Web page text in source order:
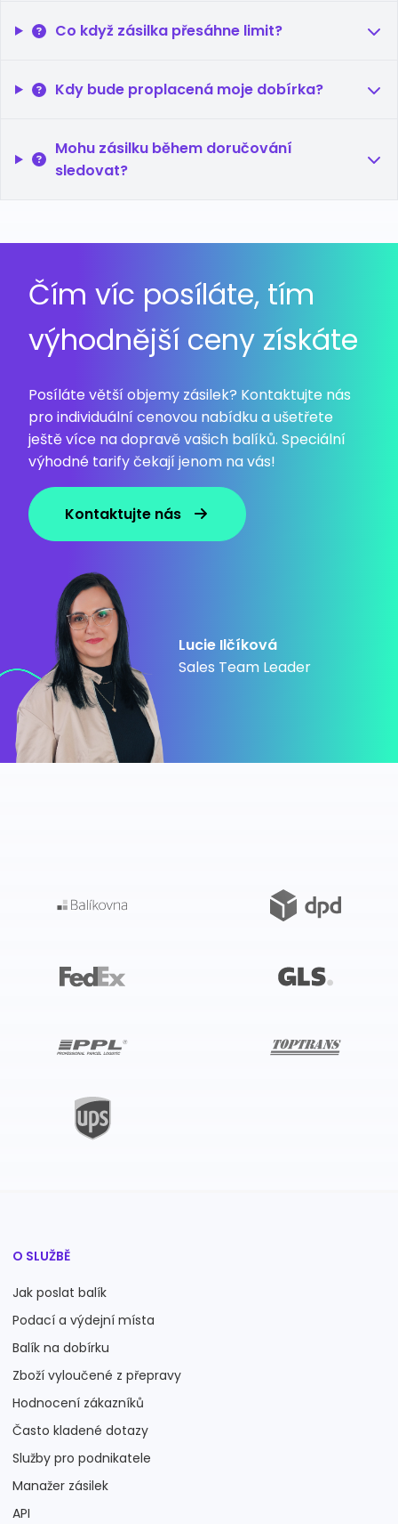
Co když zásilka přesáhne limit?
Kdy bude proplacená moje dobírka?
Mohu zásilku během doručování
sledovat?
Čím víc posíláte, tím
výhodnější ceny získáte
Posíláte větší objemy zásilek? Kontaktujte nás
pro individuální cenovou nabídku a ušetřete
ještě více na dopravě vašich balíků. Speciální
výhodné tarify čekají jenom na vás!
Kontaktujte nás
Lucie Ilčíková
Sales Team Leader
O SLUŽBĚ
Jak poslat balík
Podací a výdejní místa
Balík na dobírku
Zboží vyloučené z přepravy
Hodnocení zákazníků
Často kladené dotazy
Služby pro podnikatele
Manažer zásilek
API